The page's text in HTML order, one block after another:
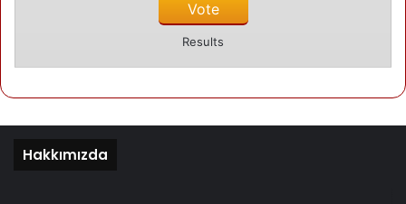
Results
Hakkımızda